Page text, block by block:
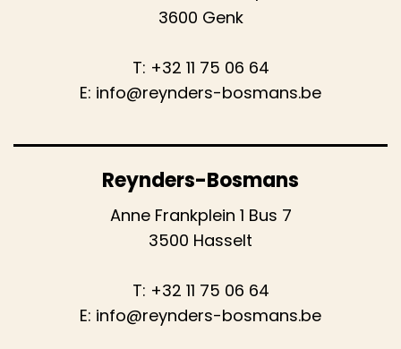
3600 Genk
T: +32 11 75 06 64
E: info@reynders-bosmans.be
Reynders-Bosmans
Anne Frankplein 1 Bus 7
3500 Hasselt
T: +32 11 75 06 64
E: info@reynders-bosmans.be